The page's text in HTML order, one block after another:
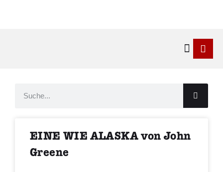
EINE WIE ALASKA von John
Greene